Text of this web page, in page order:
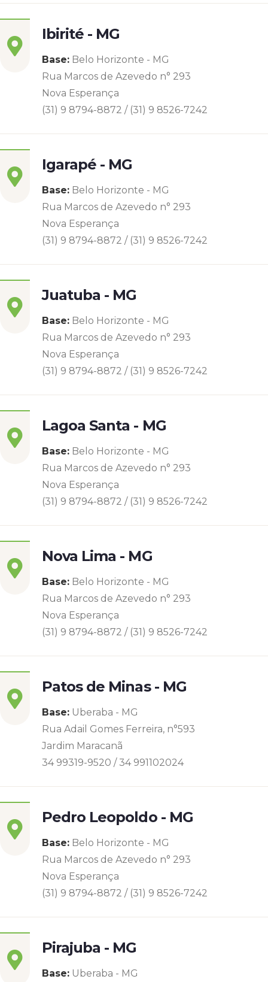
Ibirité - MG
Base: Belo Horizonte - MG
Rua Marcos de Azevedo n° 293
Nova Esperança
(31) 9 8794-8872 / (31) 9 8526-7242
Igarapé - MG
Base: Belo Horizonte - MG
Rua Marcos de Azevedo n° 293
Nova Esperança
(31) 9 8794-8872 / (31) 9 8526-7242
Juatuba - MG
Base: Belo Horizonte - MG
Rua Marcos de Azevedo n° 293
Nova Esperança
(31) 9 8794-8872 / (31) 9 8526-7242
Lagoa Santa - MG
Base: Belo Horizonte - MG
Rua Marcos de Azevedo n° 293
Nova Esperança
(31) 9 8794-8872 / (31) 9 8526-7242
Nova Lima - MG
Base: Belo Horizonte - MG
Rua Marcos de Azevedo n° 293
Nova Esperança
(31) 9 8794-8872 / (31) 9 8526-7242
Patos de Minas - MG
Base: Uberaba - MG
Rua Adail Gomes Ferreira, n°593
Jardim Maracanã
34 99319-9520 / 34 991102024
Pedro Leopoldo - MG
Base: Belo Horizonte - MG
Rua Marcos de Azevedo n° 293
Nova Esperança
(31) 9 8794-8872 / (31) 9 8526-7242
Pirajuba - MG
Base: Uberaba - MG